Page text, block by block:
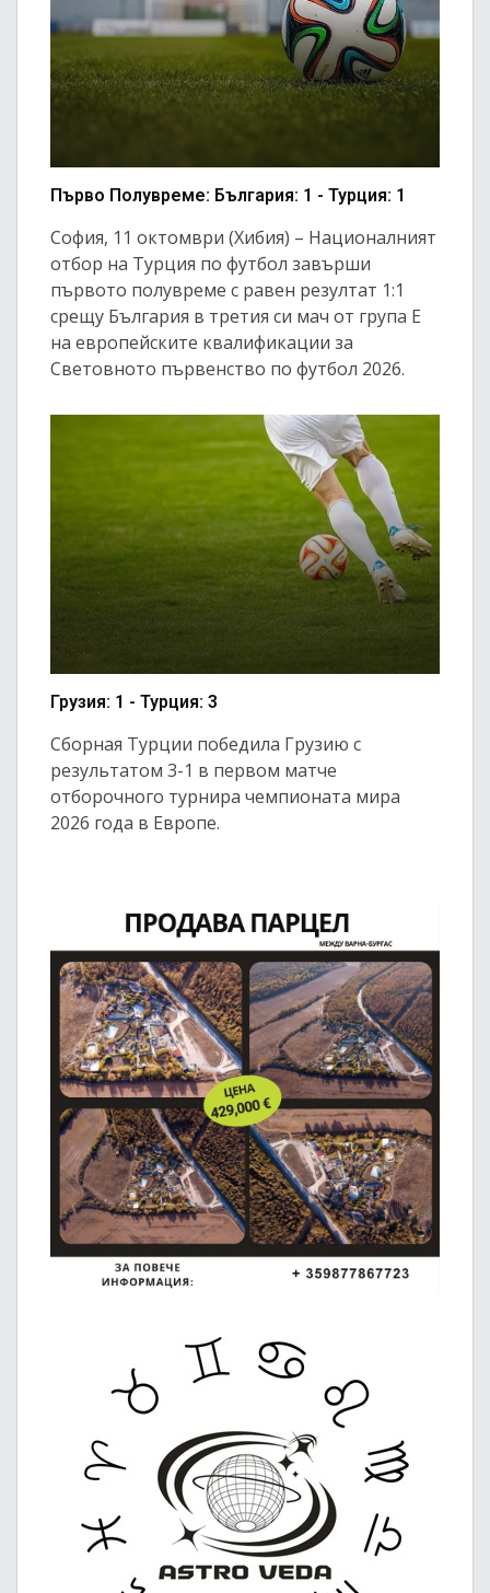
Първо Полувреме: България: 1 - Турция: 1
София, 11 октомври (Хибия) – Националният
отбор на Турция по футбол завърши
първото полувреме с равен резултат 1:1
срещу България в третия си мач от група Е
на европейските квалификации за
Световното първенство по футбол 2026.
Грузия: 1 - Турция: 3
Сборная Турции победила Грузию с
результатом 3-1 в первом матче
отборочного турнира чемпионата мира
2026 года в Европе.